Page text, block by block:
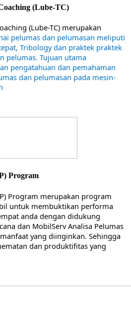
(Lube-TC)
(Lube-TC) merupakan
pelumas dan pelumasan meliputi
Tribology dan praktek praktek
pelumas. Tujuan utama
pengatahuan dan pemahaman
dan pelumasan pada mesin-
Program
Program merupakan program
untuk membuktikan performa
anda dengan didukung
dan MobilServ Analisa Pelumas
yang diinginkan. Sehingga
dan produktifitas yang